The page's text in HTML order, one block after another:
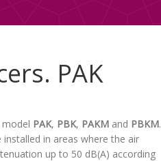
PAK
PAK, PBK, PAKM and PBKM.
in areas where the air
up to 50 dB(A) according